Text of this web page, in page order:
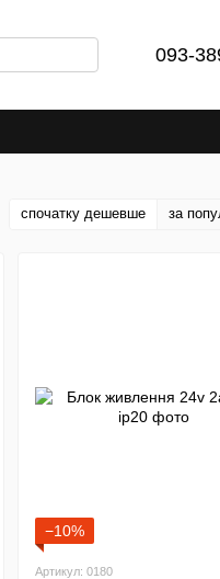
093-
спочатку дешевше за
−10%
Артикул: 0180